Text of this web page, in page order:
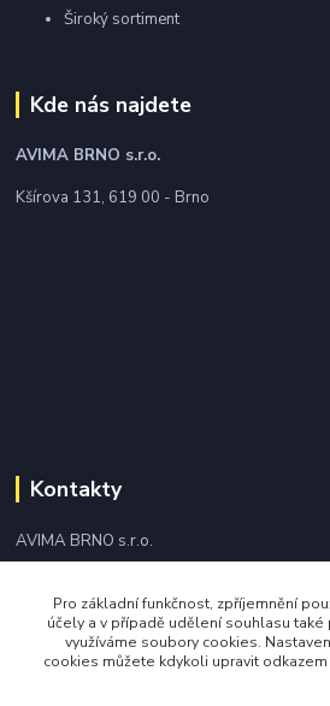
Široký sortiment
Kde nás najdete
AVIMA BRNO s.r.o.
Kšírova 131, 619 00 - Brno
Kontakty
AVIMA BRNO s.r.o.
+420 543 249 338
avima@avima.cz
Pro základní funkčnost, zpříjemnění
účely a v případě udělení souhlasu
využíváme soubory cookies.
cookies můžete kdykoli upravit